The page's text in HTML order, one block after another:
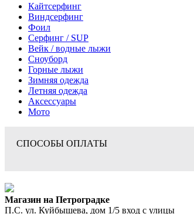
Кайтсерфинг
Виндсерфинг
Фоил
Серфинг / SUP
Вейк / водные лыжи
Сноуборд
Горные лыжи
Зимняя одежда
Летняя одежда
Аксессуары
Мото
СПОСОБЫ ОПЛАТЫ
Магазин на Петроградке
П.С. ул. Куйбышева, дом 1/5 вход с улицы